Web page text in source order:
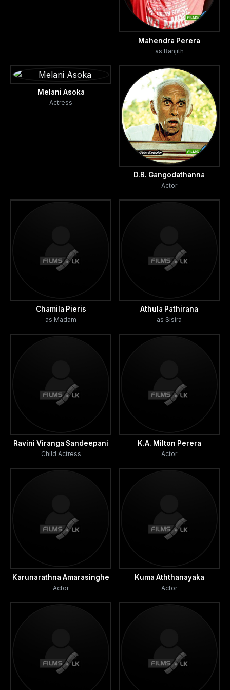
“සදී” චිත්‍රපටයේ නිර්මාණ අධීක්ෂකවරයාද විය.
ඇන්ටන් ජේ.ප්‍රනාන්දු
Mahendra Perera
as Ranjith
Melani Asoka
Actress
D.B. Gangodathanna
Actor
Chamila Pieris
as Madam
Athula Pathirana
as Sisira
Ravini Viranga Sandeepani
Child Actress
K.A. Milton Perera
Actor
Karunarathna Amarasinghe
Actor
Kuma Aththanayaka
Actor